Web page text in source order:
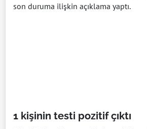
son duruma ilişkin açıklama yaptı.
1 kişinin testi pozitif çıktı